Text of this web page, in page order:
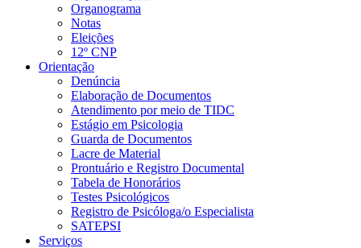
Organograma
Notas
Eleições
12º CNP
Orientação
Denúncia
Elaboração de Documentos
Atendimento por meio de TIDC
Estágio em Psicologia
Guarda de Documentos
Lacre de Material
Prontuário e Registro Documental
Tabela de Honorários
Testes Psicológicos
Registro de Psicóloga/o Especialista
SATEPSI
Serviços